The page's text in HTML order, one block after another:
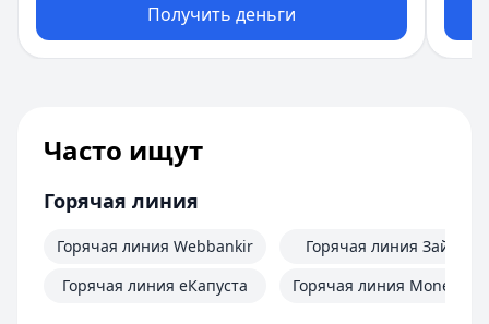
Получить деньги
Часто ищут
Горячая линия
Горячая линия Webbankir
Горячая линия еКапуста
Горячая линия Займер
Горячая линия